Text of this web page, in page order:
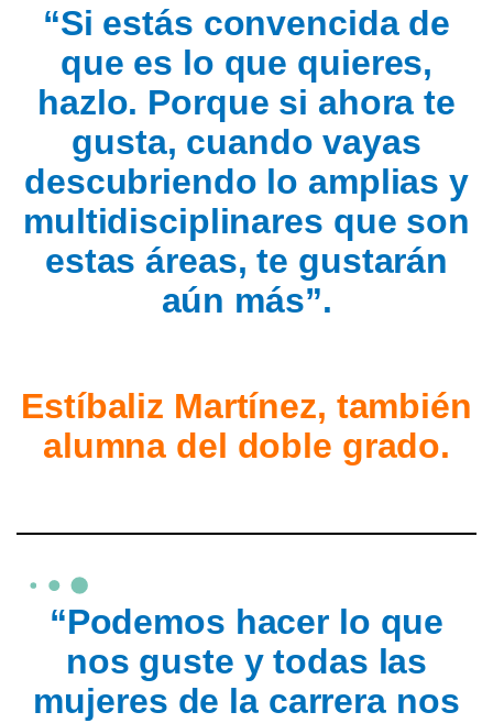
“Si estás convencida de
que es lo que quieres,
hazlo. Porque si ahora te
gusta, cuando vayas
descubriendo lo amplias y
multidisciplinares que son
estas áreas, te gustarán
aún más”.
Estíbaliz Martínez, también
alumna del doble grado.
“Podemos hacer lo que
nos guste y todas las
mujeres de la carrera nos